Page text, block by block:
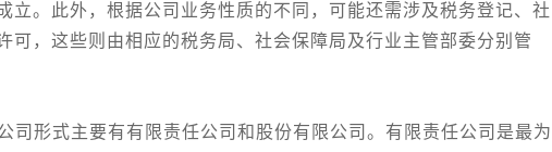
立。此外，根据公司业务性质的不同，可能还需涉及税务登记、社
可，这些则由相应的税务局、社会保障局及行业主管部委分别管
形式主要有有限责任公司和股份有限公司。有限责任公司是最为